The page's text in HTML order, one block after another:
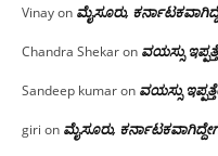
Vinayon ಮೈಸೂರು,
Chandra Shekaron ವಯಸ್ಸು
Sandeep kumaron ವಯಸ್ಸು
giri on ಮೈಸೂರು,